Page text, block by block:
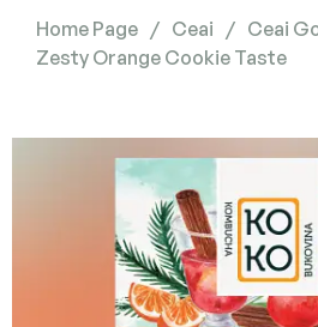
Home Page / Ceai / Ceai
Zesty Orange Cookie Taste